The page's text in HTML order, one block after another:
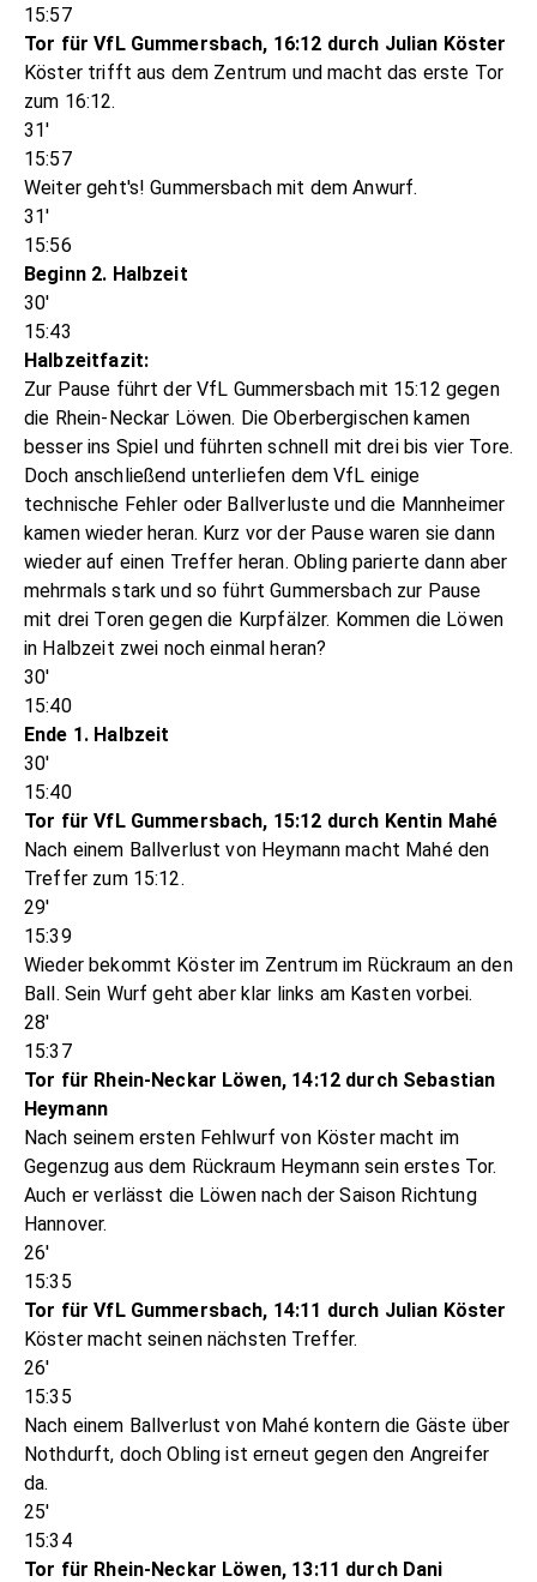
15:57
Tor für VfL Gummersbach, 16:12 durch Julian Köster
Köster trifft aus dem Zentrum und macht das erste Tor
zum 16:12.
31'
15:57
Weiter geht's! Gummersbach mit dem Anwurf.
31'
15:56
Beginn 2. Halbzeit
30'
15:43
Halbzeitfazit:
Zur Pause führt der VfL Gummersbach mit 15:12 gegen
die Rhein-Neckar Löwen. Die Oberbergischen kamen
besser ins Spiel und führten schnell mit drei bis vier Tore.
Doch anschließend unterliefen dem VfL einige
technische Fehler oder Ballverluste und die Mannheimer
kamen wieder heran. Kurz vor der Pause waren sie dann
wieder auf einen Treffer heran. Obling parierte dann aber
mehrmals stark und so führt Gummersbach zur Pause
mit drei Toren gegen die Kurpfälzer. Kommen die Löwen
in Halbzeit zwei noch einmal heran?
30'
15:40
Ende 1. Halbzeit
30'
15:40
Tor für VfL Gummersbach, 15:12 durch Kentin Mahé
Nach einem Ballverlust von Heymann macht Mahé den
Treffer zum 15:12.
29'
15:39
Wieder bekommt Köster im Zentrum im Rückraum an den
Ball. Sein Wurf geht aber klar links am Kasten vorbei.
28'
15:37
Tor für Rhein-Neckar Löwen, 14:12 durch Sebastian
Heymann
Nach seinem ersten Fehlwurf von Köster macht im
Gegenzug aus dem Rückraum Heymann sein erstes Tor.
Auch er verlässt die Löwen nach der Saison Richtung
Hannover.
26'
15:35
Tor für VfL Gummersbach, 14:11 durch Julian Köster
Köster macht seinen nächsten Treffer.
26'
15:35
Nach einem Ballverlust von Mahé kontern die Gäste über
Nothdurft, doch Obling ist erneut gegen den Angreifer
da.
25'
15:34
Tor für Rhein-Neckar Löwen, 13:11 durch Dani